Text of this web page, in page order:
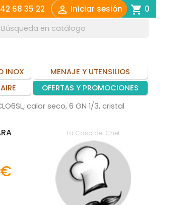
68 35 22  Iniciar sesión shopping_cart 0
INOX
MENAJE Y UTENSILIOS
OFERTAS Y PROMOCIONES
calor seco, 6 GN 1/3, cristal
La Casa del Chef